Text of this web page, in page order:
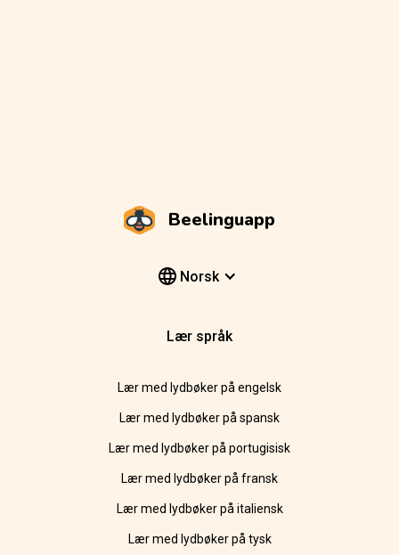
Beelinguapp
Norsk
Lær språk
Lær med lydbøker på engelsk
Lær med lydbøker på spansk
Lær med lydbøker på portugisisk
Lær med lydbøker på fransk
Lær med lydbøker på italiensk
Lær med lydbøker på tysk